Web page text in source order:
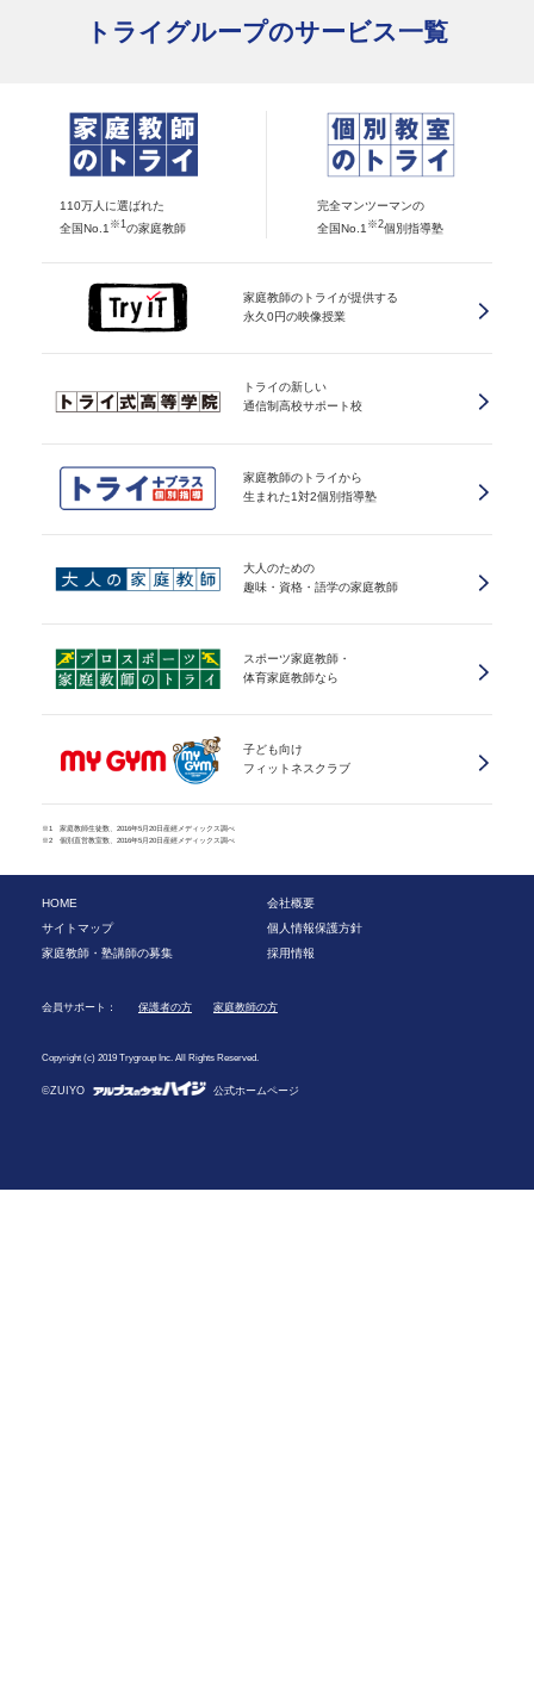
トライグループのサービス一覧
110万人に選ばれた
全国No.1 ※1 の家庭教師
完全マンツーマンの
全国No.1 ※2個別指導塾
家庭教師のトライが提供する
永久0円の映像授業
トライの新しい
通信制高校サポート校
家庭教師のトライから
生まれた1対2個別指導塾
大人のための
趣味・資格・語学の家庭教師
スポーツ家庭教師・
体育家庭教師なら
子ども向け
フィットネスクラブ
※1 家庭教師生徒数、2016年5月20日産經メディックス調べ
※2 個別直営教室数、2016年5月20日産經メディックス調べ
HOME
会社概要
サイトマップ
個人情報保護方針
家庭教師・塾講師の募集
採用情報
会員サポート： 保護者の方 家庭教師の方
Copyright (c) 2019 Trygroup Inc. All Rights Reserved.
©ZUIYO 公式ホームページ